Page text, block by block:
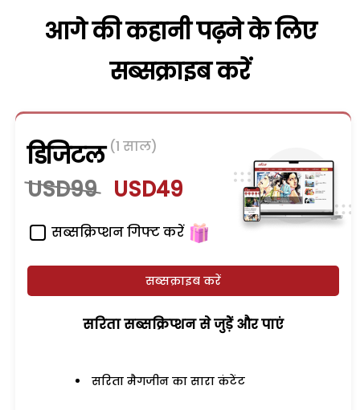
आगे की कहानी पढ़ने के लिए
सब्सक्राइब करें
डिजिटल (1 साल)
USD99 USD49
सब्सक्रिप्शन गिफ्ट करें
सब्सक्राइब करें
सरिता सब्सक्रिप्शन से जुड़ेें और पाएं
सरिता मैगजीन का सारा कंटेंट